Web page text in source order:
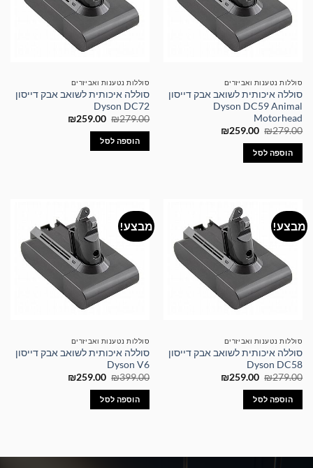
סוללות נטענות ואביזרים
סוללה איכותית לשואב אבק דייסון
Dyson DC59 Animal
Motorhead
₪279.00
המחיר
היה:
₪279.00.
₪259.00
המחיר
הוספה לסל
סוללות נטענות ואביזרים
סוללה איכותית לשואב אבק דייסון
Dyson DC72
₪279.00
המחיר
היה:
₪279.00.
₪259.00
המחיר
הוספה לסל
מבצע!
סוללות נטענות ואביזרים
סוללה איכותית לשואב אבק דייסון
Dyson DC58
₪279.00
המחיר
היה:
₪279.00.
₪259.00
המחיר
הוספה לסל
מבצע!
סוללות נטענות ואביזרים
סוללה איכותית לשואב אבק דייסון
Dyson V6
₪399.00
המחיר
היה:
₪399.00.
₪259.00
המחיר
הוספה לסל